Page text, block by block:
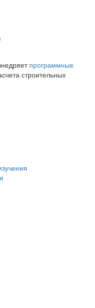
программные
строительных